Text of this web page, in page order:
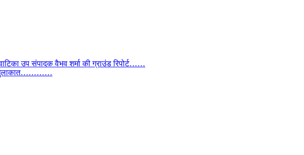
उप संपादक वैभव शर्मा की ग्राउंड रिपोर्ट……
मुलाकात…………